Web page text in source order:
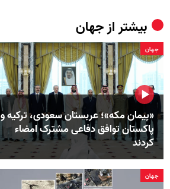
بیشتر ازجهان
جهان
«پیمان مکه»؛ عربستان سعودی، ترکیه و
پاکستان توافق دفاعی مشترک امضاء
کردند
جهان